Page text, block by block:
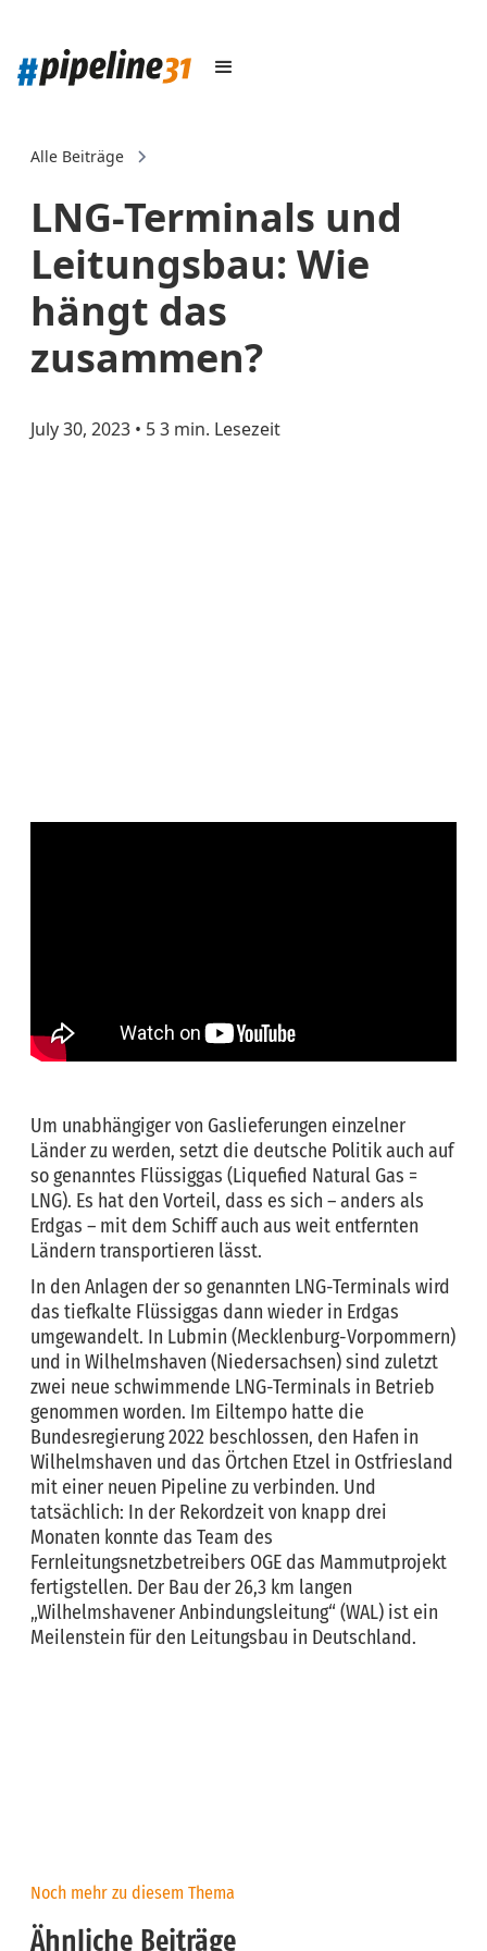
Alle Beiträge
LNG-Terminals und
Leitungsbau: Wie
hängt das
zusammen?
July 30, 2023 • 53 min. Lesezeit
Um unabhängiger von Gaslieferungen einzelner
Länder zu werden, setzt die deutsche Politik auch auf
so genanntes Flüssiggas (Liquefied Natural Gas =
LNG). Es hat den Vorteil, dass es sich – anders als
Erdgas – mit dem Schiff auch aus weit entfernten
Ländern transportieren lässt.
In den Anlagen der so genannten LNG-Terminals wird
das tiefkalte Flüssiggas dann wieder in Erdgas
umgewandelt. In Lubmin (Mecklenburg-Vorpommern)
und in Wilhelmshaven (Niedersachsen) sind zuletzt
zwei neue schwimmende LNG-Terminals in Betrieb
genommen worden. Im Eiltempo hatte die
Bundesregierung 2022 beschlossen, den Hafen in
Wilhelmshaven und das Örtchen Etzel in Ostfriesland
mit einer neuen Pipeline zu verbinden. Und
tatsächlich: In der Rekordzeit von knapp drei
Monaten konnte das Team des
Fernleitungsnetzbetreibers OGE das Mammutprojekt
fertigstellen. Der Bau der 26,3 km langen
„Wilhelmshavener Anbindungsleitung“ (WAL) ist ein
Meilenstein für den Leitungsbau in Deutschland.
Noch mehr zu diesem Thema
Ähnliche Beiträge